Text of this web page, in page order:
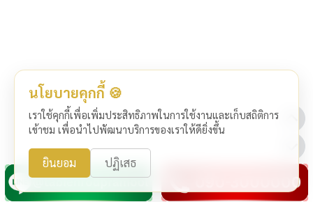
นโยบายคุกกี้ 🍪
เราใช้คุกกี้เพื่อเพิ่มประสิทธิภาพในการใช้งานและเก็บสถิติการ
เข้าชม เพื่อนำไปพัฒนาบริการของเราให้ดียิ่งขึ้น
ยินยอม ปฏิเสธ